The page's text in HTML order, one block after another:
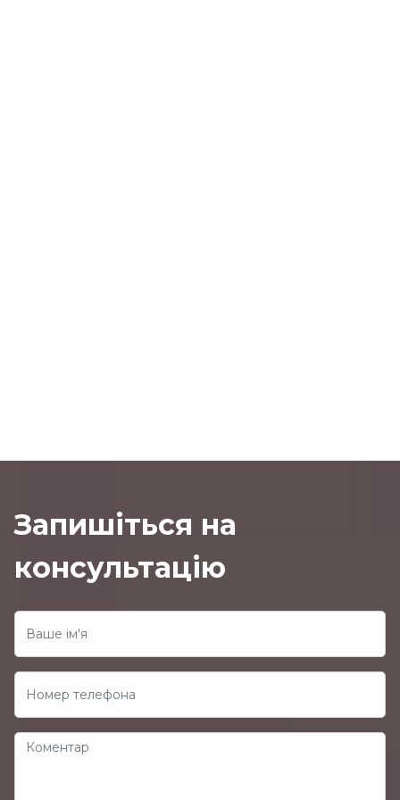
Запишіться на
консультацію